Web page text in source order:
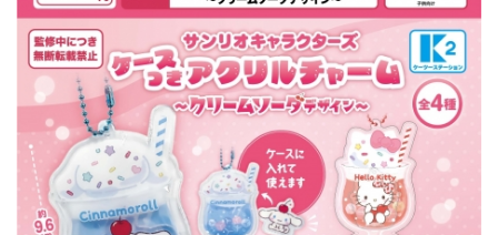
入荷スケジュールをチェック
カプセルトイマシン本体
カプセルトイ
販促用空カプセル